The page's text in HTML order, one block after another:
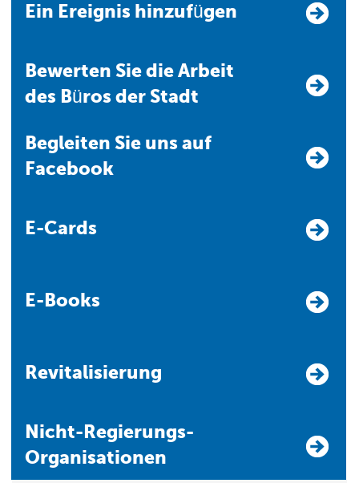
Ein Ereignis hinzufügen
Bewerten Sie die Arbeit
des Büros der Stadt
Begleiten Sie uns auf
Facebook
E-Cards
E-Books
Revitalisierung
Nicht-Regierungs-
Organisationen